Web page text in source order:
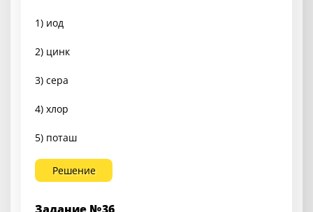
1) иод
2) цинк
3) сера
4) хлор
5) поташ
Решение